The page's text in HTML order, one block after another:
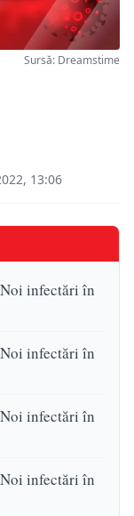
Sursă: Dreamstime
13:06
infectări în
infectări în
infectări în
infectări în